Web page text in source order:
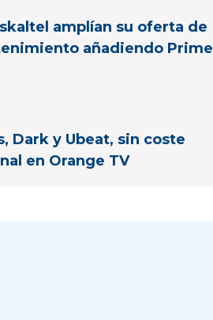
amplían su oferta de
añadiendo Prime
Dark y Ubeat, sin coste
en Orange TV